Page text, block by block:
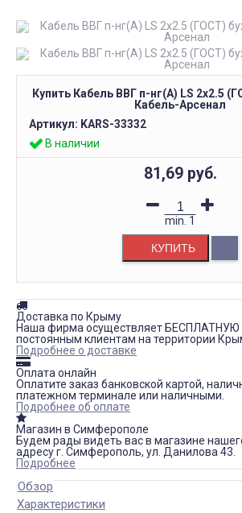
Купить Кабель ВВГ п-нг(А) LS 2x2.5
Кабель-Арсенал
Артикул: KARS-33332
В наличии
81,69 руб.
min. 1
КУПИТЬ
Доставка по Крыму
Наша фирма осуществляет БЕСПЛАТНУЮ
постоянным клиентам на территории
Подробнее о доставке
Оплата онлайн
Оплатите заказ банковской картой,
платежном терминале или наличными.
Подробнее об оплате
Магазин в Симферополе
Будем рады видеть вас в магазине
адресу г. Симферополь, ул. Данилова 43.
Подробнее
Обзор
Характеристики